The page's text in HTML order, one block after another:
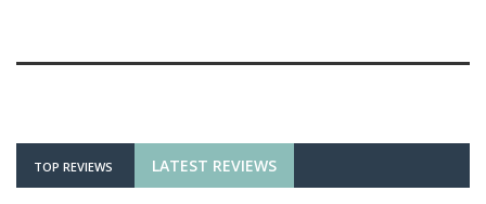
LATEST REVIEWS
TOP REVIEWS